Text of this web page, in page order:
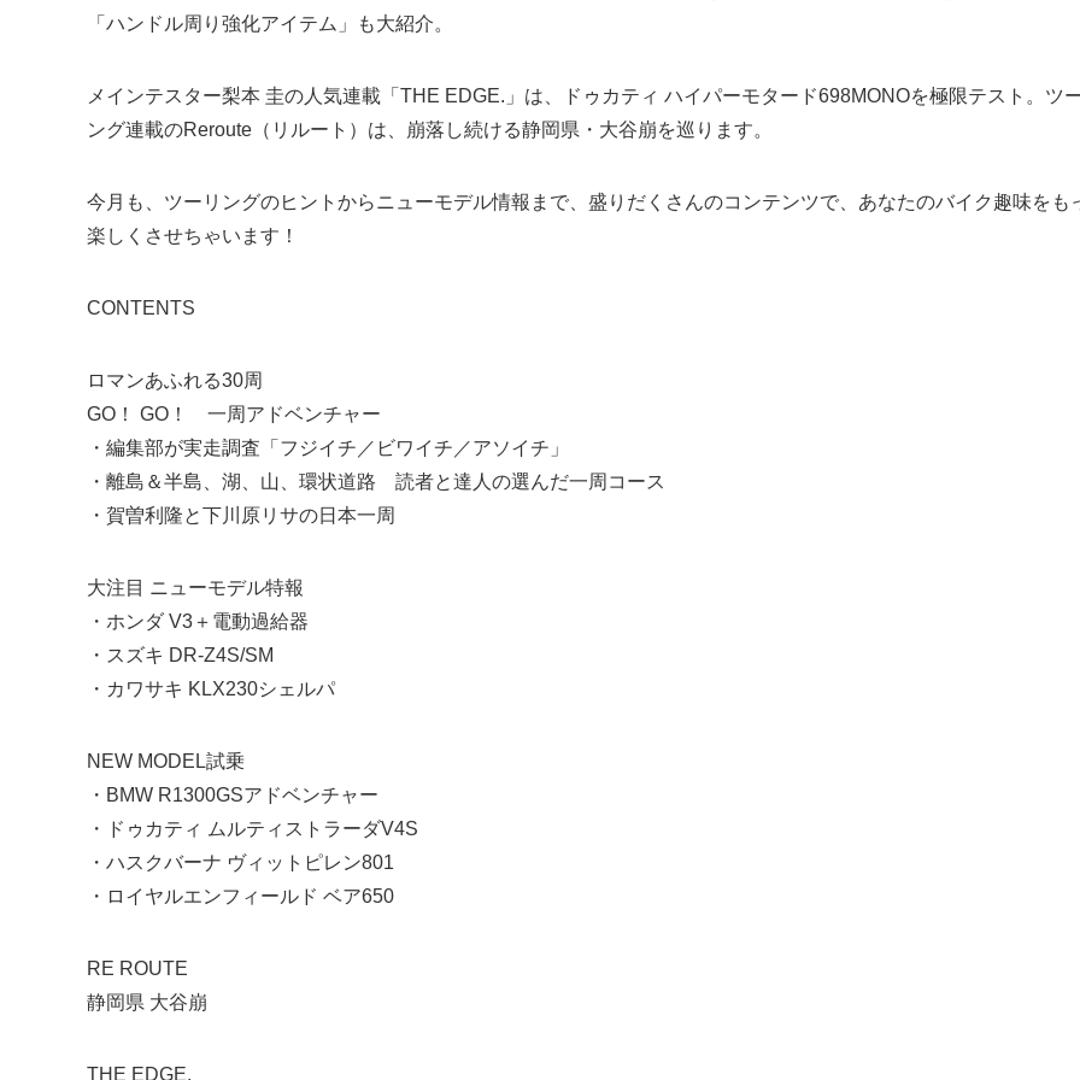
「ハンドル周り強化アイテム」も大紹介。
メインテスター梨本 圭の人気連載「THE EDGE.」は、ドゥカティ ハイパーモタード698MONOを極限テスト。ツ
ング連載のReroute（リルート）は、崩落し続ける静岡県・大谷崩を巡ります。
今月も、ツーリングのヒントからニューモデル情報まで、盛りだくさんのコンテンツで、あなたのバイク趣味をも
楽しくさせちゃいます！
CONTENTS
ロマンあふれる30周
GO！ GO！ 一周アドベンチャー
・編集部が実走調査「フジイチ／ビワイチ／アソイチ」
・離島＆半島、湖、山、環状道路 読者と達人の選んだ一周コース
・賀曽利隆と下川原リサの日本一周
大注目 ニューモデル特報
・ホンダ V3＋電動過給器
・スズキ DR-Z4S/SM
・カワサキ KLX230シェルパ
NEW MODEL試乗
・BMW R1300GSアドベンチャー
・ドゥカティ ムルティストラーダV4S
・ハスクバーナ ヴィットピレン801
・ロイヤルエンフィールド ベア650
RE ROUTE
静岡県 大谷崩
THE EDGE.